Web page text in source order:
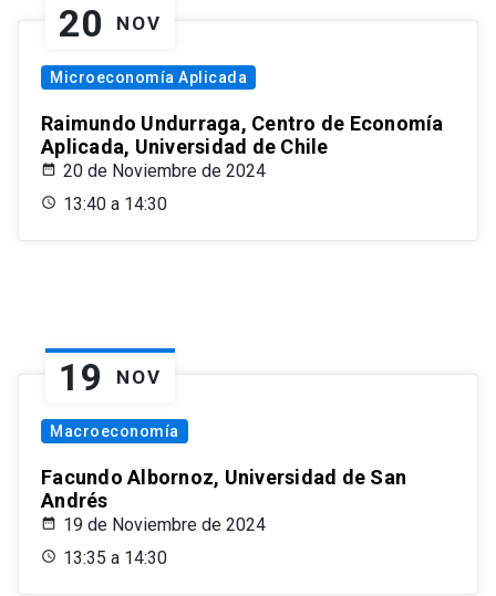
20 NOV
Microeconomía Aplicada
Raimundo Undurraga, Centro de Economía
Aplicada, Universidad de Chile
20 de Noviembre de 2024
13:40 a 14:30
19 NOV
Macroeconomía
Facundo Albornoz, Universidad de San
Andrés
19 de Noviembre de 2024
13:35 a 14:30